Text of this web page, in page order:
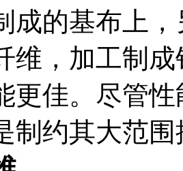
成的基布上
维，加工制
更佳。尽管
制约其大范